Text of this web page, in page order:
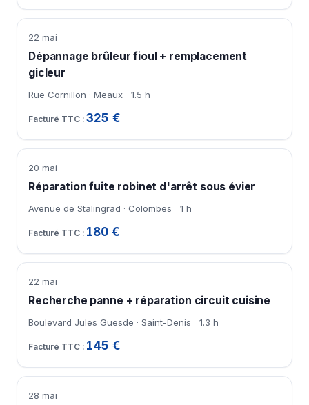
22 mai
Dépannage brûleur fioul + remplacement
gicleur
Rue Cornillon · Meaux 1.5 h
325 €
20 mai
Réparation fuite robinet d'arrêt sous évier
Avenue de Stalingrad · Colombes 1 h
180 €
22 mai
Recherche panne + réparation circuit cuisine
Boulevard Jules Guesde · Saint-Denis 1.3 h
145 €
28 mai